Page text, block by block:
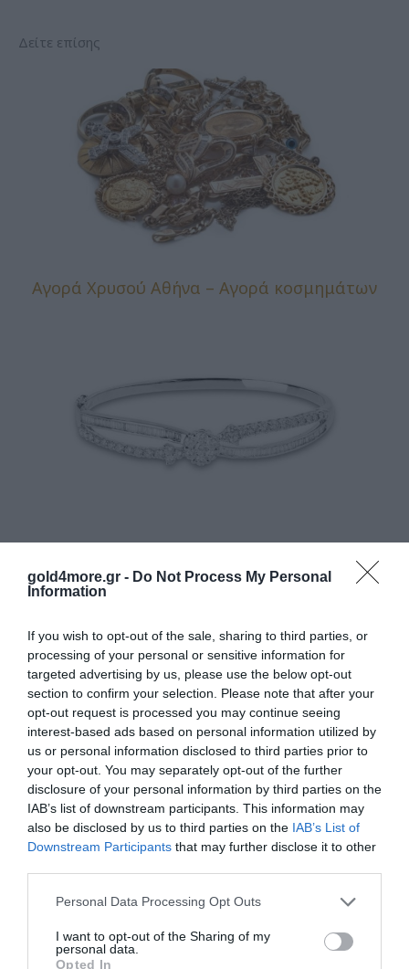
gold4more.gr - Do Not Process My Personal
Information
If you wish to opt-out of the sale, sharing to third parties, or
processing of your personal or sensitive information for
targeted advertising by us, please use the below opt-out
section to confirm your selection. Please note that after your
opt-out request is processed you may continue seeing
interest-based ads based on personal information utilized by
us or personal information disclosed to third parties prior to
your opt-out. You may separately opt-out of the further
disclosure of your personal information by third parties on the
IAB’s list of downstream participants. This information may
also be disclosed by us to third parties on the IAB’s List of
Downstream Participants that may further disclose it to other
Please note that this website/app uses one or more Google
not limited to your visit or usage behaviour. You may click to
grant or deny consent to Google and its third-party tags to
Personal Data Processing Opt Outs
I want to opt-out of the Sharing of my
personal data.
Opted In
Δείτε επίσης
Αγορά Χρυσού Αθήνα – Αγορά κοσμημάτων
Αγορά Ρολογιών – Πώληση μεταχειρισμένου
ρολογιού